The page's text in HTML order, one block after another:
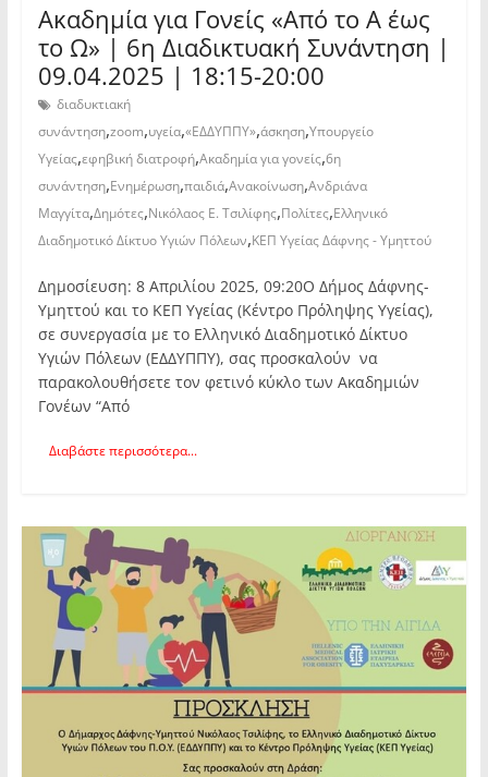
Ακαδημία για Γονείς «Από το Α έως
το Ω» | 6η Διαδικτυακή Συνάντηση |
09.04.2025 | 18:15-20:00
διαδυκτιακή
συνάντηση,zoom,υγεία,«ΕΔΔΥΠΠΥ»,άσκηση,Υπουργείο
Υγείας,εφηβική διατροφή,Ακαδημία για γονείς,6η
συνάντηση,Ενημέρωση,παιδιά,Ανακοίνωση,Ανδριάνα
Μαγγίτα,Δημότες,Νικόλαος Ε. Τσιλίφης,Πολίτες,Ελληνικό
Διαδημοτικό Δίκτυο Υγιών Πόλεων,ΚΕΠ Υγείας Δάφνης - Υμηττού
Δημοσίευση: 8 Απριλίου 2025, 09:20Ο Δήμος Δάφνης-
Υμηττού και το ΚΕΠ Υγείας (Κέντρο Πρόληψης Υγείας),
σε συνεργασία με το Ελληνικό Διαδημοτικό Δίκτυο
Υγιών Πόλεων (ΕΔΔΥΠΠΥ), σας προσκαλούν να
παρακολουθήσετε τον φετινό κύκλο των Ακαδημιών
Γονέων “Από
Διαβάστε περισσότερα...